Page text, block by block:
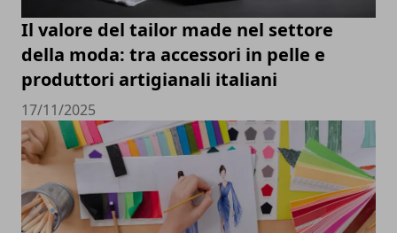
Il valore del tailor made nel settore
della moda: tra accessori in pelle e
produttori artigianali italiani
17/11/2025